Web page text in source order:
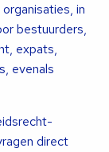
in
bestuurders,
expats,
evenals
direct